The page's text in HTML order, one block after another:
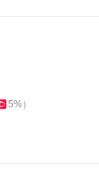
5%）